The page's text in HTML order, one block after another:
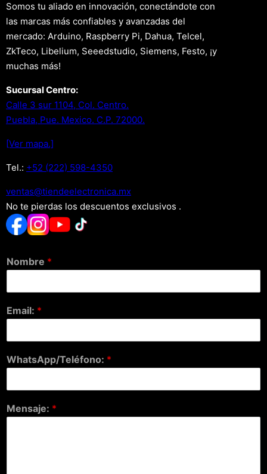
Somos tu aliado en innovación, conectándote con
las marcas más confiables y avanzadas del
mercado: Arduino, Raspberry Pi, Dahua, Telcel,
ZkTeco, Libelium, Seeedstudio, Siemens, Festo, ¡y
muchas más!
Sucursal Centro:
Calle 3 sur 1104, Col. Centro.
Puebla, Pue. Mexico. C.P. 72000.
[Ver mapa.]
Tel.: +52 (222) 598-4350
xm.acinortceleedneit@satnev
No te pierdas los descuentos exclusivos .
Nombre *
Email: *
WhatsApp/Teléfono: *
Mensaje: *